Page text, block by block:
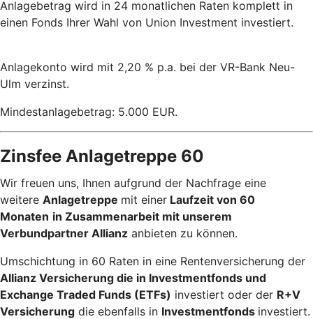
Anlagebetrag wird in 24 monatlichen Raten komplett in
einen Fonds Ihrer Wahl von Union Investment investiert.
Anlagekonto wird mit 2,20 % p.a. bei der VR-Bank Neu-
Ulm verzinst.
Mindestanlagebetrag: 5.000 EUR.
Zinsfee Anlagetreppe 60
Wir freuen uns, Ihnen aufgrund der Nachfrage eine
weitere Anlagetreppe mit einer Laufzeit von 60
Monaten in Zusammenarbeit mit unserem
Verbundpartner Allianz anbieten zu können.
Umschichtung in 60 Raten in eine Rentenversicherung der
Allianz Versicherung die in Investmentfonds und
Exchange Traded Funds (ETFs) investiert oder der R+V
Versicherung die ebenfalls in Investmentfonds investiert.